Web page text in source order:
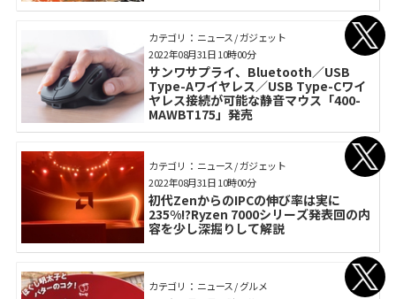
カテゴリ： ニュース / ガジェット
サンワサプライ、Bluetooth／USB
Type-Aワイヤレス／USB Type-Cワイ
ヤレス接続が可能な静音マウス「400-
MAWBT175」発売
2022年08月31日 10時00分
カテゴリ： ニュース / ガジェット
初代ZenからのIPCの伸び率は実に
235%!?Ryzen 7000シリーズ発表回の内
容を少し深掘りして解説
2022年08月31日 10時00分
カテゴリ： ニュース / グルメ